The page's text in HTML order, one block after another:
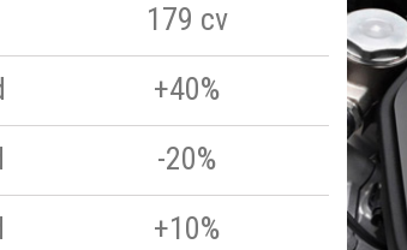
179 cv
+40%
-20%
+10%